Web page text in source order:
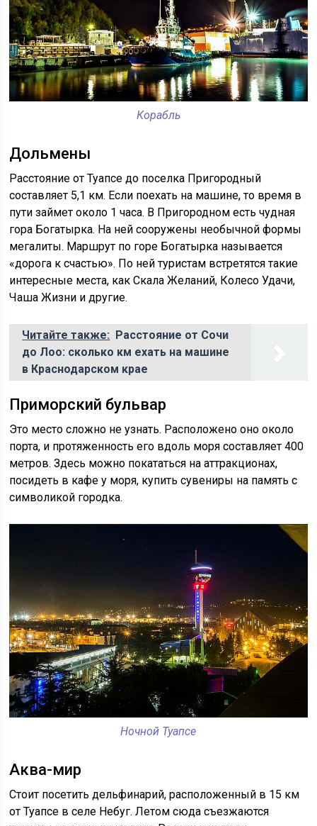
Корабль
Дольмены
Расстояние от Туапсе до поселка Пригородный
составляет 5,1 км. Если поехать на машине, то время в
пути займет около 1 часа. В Пригородном есть чудная
гора Богатырка. На ней сооружены необычной формы
мегалиты. Маршрут по горе Богатырка называется
«дорога к счастью». По ней туристам встретятся такие
интересные места, как Скала Желаний, Колесо Удачи,
Чаша Жизни и другие.
Читайте также:
Расстояние от Сочи
до Лоо: сколько км ехать на машине
в Краснодарском крае
Приморский бульвар
Это место сложно не узнать. Расположено оно около
порта, и протяженность его вдоль моря составляет 400
метров. Здесь можно покататься на аттракционах,
посидеть в кафе у моря, купить сувениры на память с
символикой городка.
Ночной Туапсе
Аква-мир
Стоит посетить дельфинарий, расположенный в 15 км
от Туапсе в селе Небуг. Летом сюда съезжаются